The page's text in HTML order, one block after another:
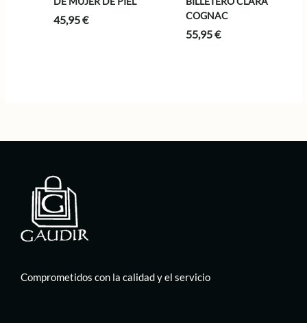
45,95€
COGNAC
55,95€
Comprometidos con la calidad y el servicio